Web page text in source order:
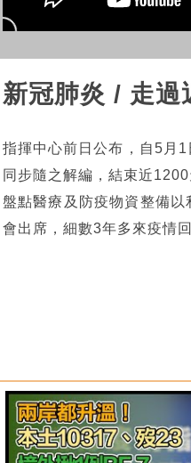
新冠肺炎 / 走過
指揮中心前日公布，自5月
同步隨之解編，結束近
盤點醫療及防疫物資整備
會出席，細數3年多來疫情